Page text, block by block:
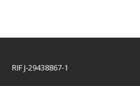
RIF J-29438867-1